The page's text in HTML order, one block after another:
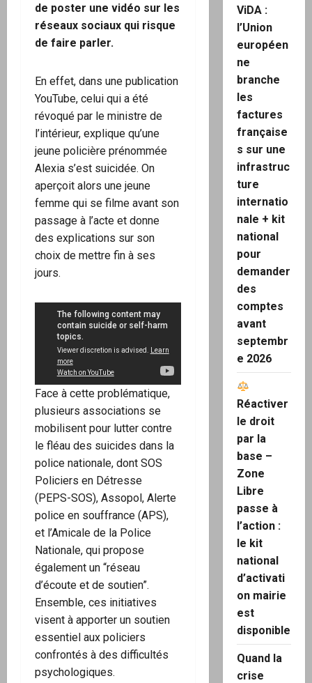
de poster une vidéo sur les
réseaux sociaux qui risque
de faire parler.
En effet, dans une publication
YouTube, celui qui a été
révoqué par le ministre de
l’intérieur, explique qu’une
jeune policière prénommée
Alexia s’est suicidée. On
aperçoit alors une jeune
femme qui se filme avant son
passage à l’acte et donne
des explications sur son
choix de mettre fin à ses
jours.
Face à cette problématique,
plusieurs associations se
mobilisent pour lutter contre
le fléau des suicides dans la
police nationale, dont SOS
Policiers en Détresse
(PEPS-SOS), Assopol, Alerte
police en souffrance (APS),
et l’Amicale de la Police
Nationale, qui propose
également un “réseau
d’écoute et de soutien”.
Ensemble, ces initiatives
visent à apporter un soutien
essentiel aux policiers
confrontés à des difficultés
psychologiques.
ViDA :
l’Union
européen
ne
branche
les
factures
française
s sur une
infrastruc
ture
internatio
nale + kit
national
pour
demander
des
comptes
avant
septembr
e 2026
Réactiver
le droit
par la
base –
Zone
Libre
passe à
l’action :
le kit
national
d’activati
on mairie
est
disponible
Quand la
crise